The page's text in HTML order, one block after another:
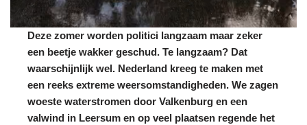
Deze zomer worden politici langzaam maar zeker
een beetje wakker geschud. Te langzaam? Dat
waarschijnlijk wel. Nederland kreeg te maken met
een reeks extreme weersomstandigheden. We zagen
woeste waterstromen door Valkenburg en een
valwind in Leersum en op veel plaatsen regende het